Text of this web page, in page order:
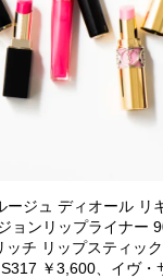
ージュ ディオール リ
ョンリップライナー
ッチ リップスティッ
￥3,600、イヴ・